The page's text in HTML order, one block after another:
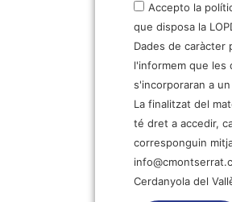
Accepto la
que disposa la
Dades de caràcter
l'informem que les
s'incorporaran a
La finalitzat del
té dret a accedir,
corresponguin
Cerdanyola del